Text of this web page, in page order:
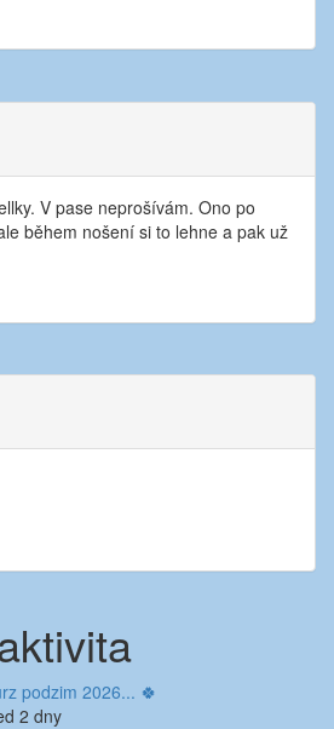
V pase neprošívám. Ono po
během nošení si to lehne a pak už
podzim 2026... 🍀
2 dny